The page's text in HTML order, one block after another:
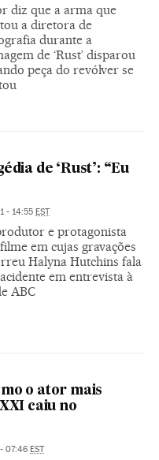
diz que a arma que
a diretora de
durante a
de ‘Rust’ disparou
peça do revólver se
de ‘Rust’: “Eu
- 14:55 EST
e protagonista
em cujas gravações
Halyna Hutchins fala
em entrevista à
ABC
o ator mais
caiu no
07:46 EST